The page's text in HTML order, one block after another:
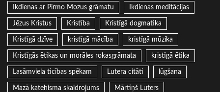
Ikdienas ar Pirmo Mozus grāmatu Ikdienas meditācijas
Jēzus Kristus Kristība Kristīgā dogmatika
Kristīgā dzīve kristīgā mācība kristīgā mūzika
Kristīgās ētikas un morāles rokasgrāmata kristīgā ētika
Lasāmviela ticības spēkam Lutera citāti lūgšana
Mazā katehisma skaidrojums Mārtiņš Luters